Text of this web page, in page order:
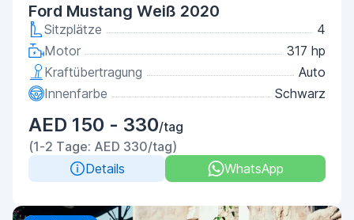
Ford Mustang Weiß 2020
Sitzplätze
4
Motor
317 hp
Kraftübertragung
Auto
Innenfarbe
Schwarz
AED 150 - 330/tag
(1-2 Tage: AED 330/tag)
Details
WhatsApp